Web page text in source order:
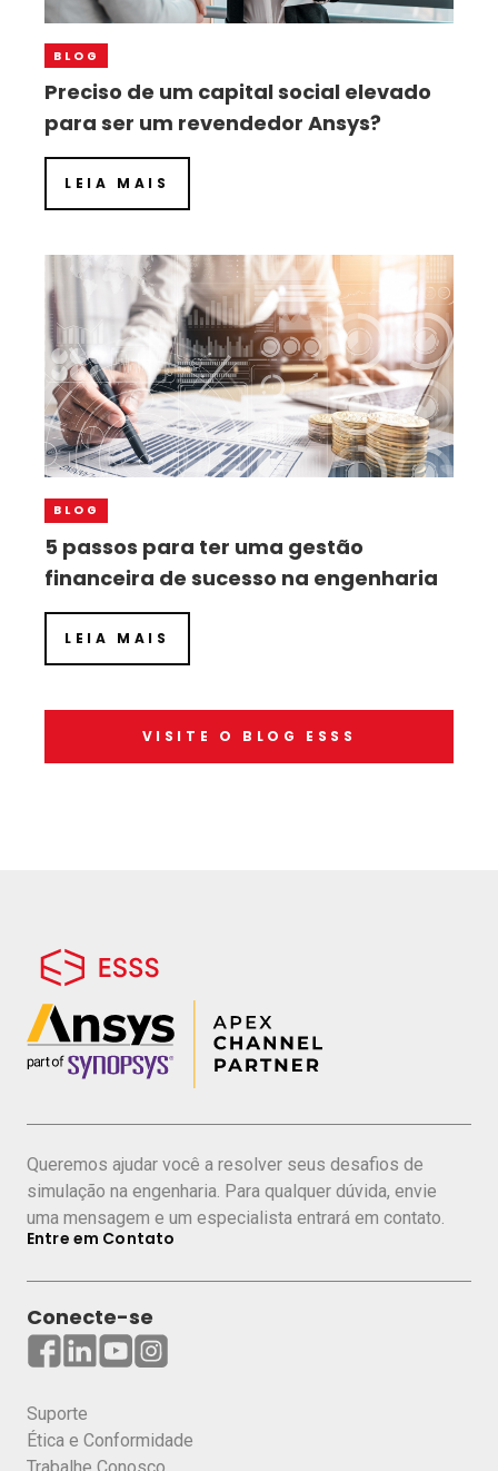
BLOG
Preciso de um capital social elevado
para ser um revendedor Ansys?
LEIA MAIS
BLOG
5 passos para ter uma gestão
financeira de sucesso na engenharia
LEIA MAIS
VISITE O BLOG ESSS
Queremos ajudar você a resolver seus desafios de
simulação na engenharia. Para qualquer dúvida, envie
uma mensagem e um especialista entrará em contato.
Entre em Contato
Conecte-se
Suporte
Ética e Conformidade